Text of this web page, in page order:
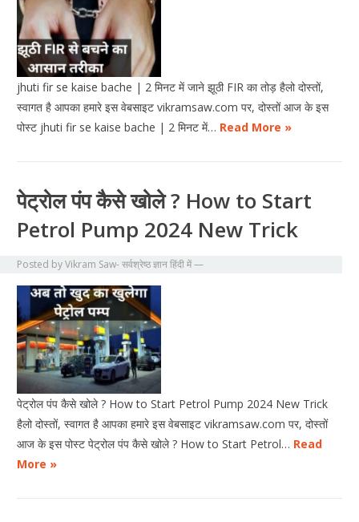
jhuti fir se kaise bache | 2 मिनट में जाने झूठी FIR का तोड़ हैलो दोस्तों,
स्वागत है आपका हमारे इस वेबसाइट vikramsaw.com पर, दोस्तों आज के इस
पोस्ट jhuti fir se kaise bache | 2 मिनट में… Read More »
पेट्रोल पंप कैसे खोले ? How to Start
Petrol Pump 2024 New Trick
Posted byVikram Saw- सर्वश्रेष्ठ ज्ञान हिंदी में—
पेट्रोल पंप कैसे खोले ? How to Start Petrol Pump 2024 New Trick
हैलो दोस्तों, स्वागत है आपका हमारे इस वेबसाइट vikramsaw.com पर, दोस्तों
आज के इस पोस्ट पेट्रोल पंप कैसे खोले ? How to Start Petrol… Read
More »